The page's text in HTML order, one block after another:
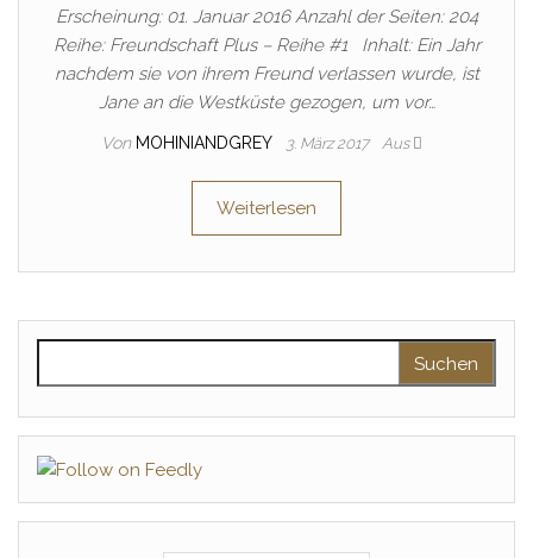
Erscheinung: 01. Januar 2016 Anzahl der Seiten: 204
Reihe: Freundschaft Plus – Reihe #1 Inhalt: Ein Jahr
nachdem sie von ihrem Freund verlassen wurde, ist
Jane an die Westküste gezogen, um vor…
Von MOHINIANDGREY 3. März 2017 Aus
Weiterlesen